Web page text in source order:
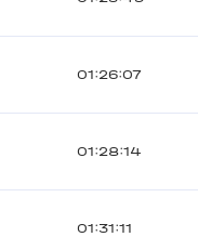
01:26:07
01:28:14
01:31:11